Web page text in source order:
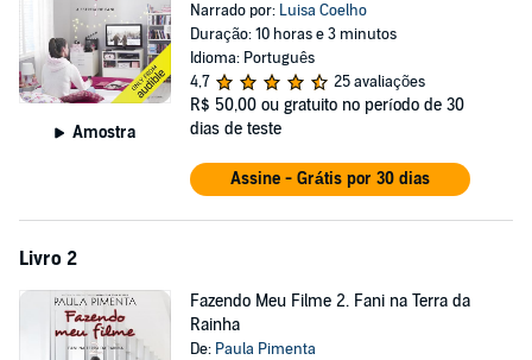
Tudo muda na vida de Estefânia quando surge a oportunidade de
fazer intercâmbio e morar um ano em outro país. As reveladoras
conversas por telefone ou mensagens, e os constantes bilhetinhos
durante a aula passam a ter outro assunto: a viagem que se
aproxima. Assim entramos no fascinante universo de uma menina
cheia de expectativas, que vive a dúvida entre continuar sua rotina
com seus amigos, familiares, estudos e seu inesperado novo amor;
ou se aventurar em outro país e mergulhar em um mundo cheio de
Amostra
Narrado por: Luisa Coelho
Duração: 10 horas e 3 minutos
Idioma: Português
4,7
25 avaliações
R$ 50,00 ou gratuito no período de 30
dias de teste
Assine - Grátis por 30 dias
Livro 2
Fazendo Meu Filme 2. Fani na Terra da
Rainha
De: Paula Pimenta